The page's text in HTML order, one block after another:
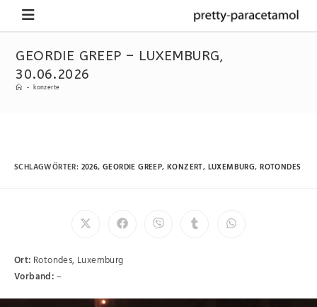
GEORDIE GREEP – LUXEMBURG,
30.06.2026
- konzerte
SCHLAGWÖRTER: 2026, GEORDIE GREEP, KONZERT, LUXEMBURG, ROTONDES
Ort: Rotondes, Luxemburg
Vorband:–